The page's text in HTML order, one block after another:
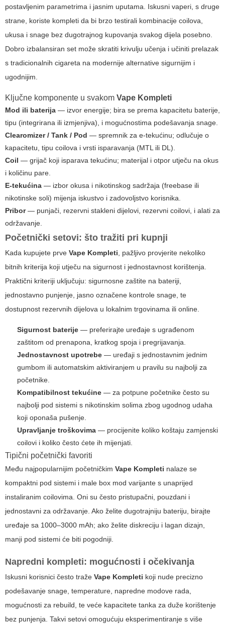
postavljenim parametrima i jasnim uputama. Iskusni vaperi, s druge
strane, koriste kompleti da bi brzo testirali kombinacije coilova,
ukusa i snage bez dugotrajnog kupovanja svakog dijela posebno.
Dobro izbalansiran set može skratiti krivulju učenja i učiniti prelazak
s tradicionalnih cigareta na modernije alternative sigurnijim i
ugodnijim.
Ključne komponente u svakom Vape Kompleti
Mod ili baterija — izvor energije; bira se prema kapacitetu baterije,
tipu (integrirana ili izmjenjiva), i mogućnostima podešavanja snage.
Clearomizer / Tank / Pod — spremnik za e-tekućinu; odlučuje o
kapacitetu, tipu coilova i vrsti isparavanja (MTL ili DL).
Coil — grijač koji isparava tekućinu; materijal i otpor utječu na okus
i količinu pare.
E-tekućina — izbor okusa i nikotinskog sadržaja (freebase ili
nikotinske soli) mijenja iskustvo i zadovoljstvo korisnika.
Pribor— punjači, rezervni stakleni dijelovi, rezervni coilovi, i alati za
održavanje.
Početnički setovi: što tražiti pri kupnji
Kada kupujete prve Vape Kompleti, pažljivo provjerite nekoliko
bitnih kriterija koji utječu na sigurnost i jednostavnost korištenja.
Praktični kriteriji uključuju: sigurnosne zaštite na bateriji,
jednostavno punjenje, jasno označene kontrole snage, te
dostupnost rezervnih dijelova u lokalnim trgovinama ili online.
Sigurnost baterije — preferirajte uređaje s ugrađenom
zaštitom od prenapona, kratkog spoja i pregrijavanja.
Jednostavnost upotrebe — uređaji s jednostavnim jednim
gumbom ili automatskim aktiviranjem u pravilu su najbolji za
početnike.
Kompatibilnost tekućine — za potpune početnike često su
najbolji pod sistemi s nikotinskim solima zbog ugodnog udaha
koji oponaša pušenje.
Upravljanje troškovima — procijenite koliko koštaju zamjenski
coilovi i koliko često ćete ih mijenjati.
Tipični početnički favoriti
Među najpopularnijim početničkim Vape Kompleti nalaze se
kompaktni pod sistemi i male box mod varijante s unaprijed
instaliranim coilovima. Oni su često pristupačni, pouzdani i
jednostavni za održavanje. Ako želite dugotrajniju bateriju, birajte
uređaje sa 1000–3000 mAh; ako želite diskreciju i lagan dizajn,
manji pod sistemi će biti pogodniji.
Napredni kompleti: mogućnosti i očekivanja
Iskusni korisnici često traže Vape Kompleti koji nude precizno
podešavanje snage, temperature, napredne modove rada,
mogućnosti za rebuild, te veće kapacitete tanka za duže korištenje
bez punjenja. Takvi setovi omogućuju eksperimentiranje s više